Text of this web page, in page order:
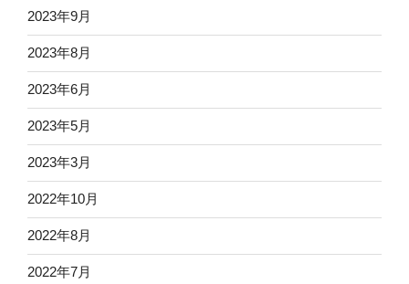
2023年9月
2023年8月
2023年6月
2023年5月
2023年3月
2022年10月
2022年8月
2022年7月